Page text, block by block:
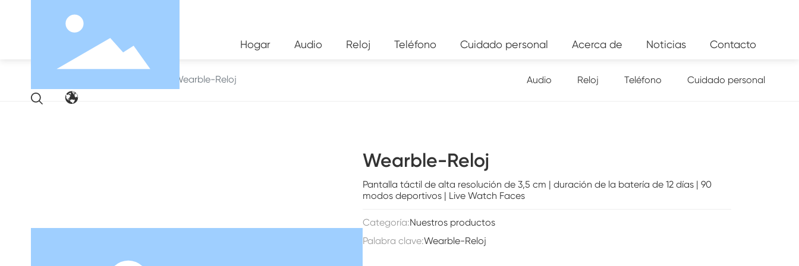
Hogar Audio Reloj Teléfono Cuidado personal Acerca de Noticias Contacto
Wearble-Reloj Audio Reloj Teléfono Cuidado personal
Wearble-Reloj
Pantalla táctil de alta resolución de 3,5 cm | duración de la batería de 12 días | 90
modos deportivos | Live Watch Faces
Categoría:Nuestros productos
Palabra clave:Wearble-Reloj